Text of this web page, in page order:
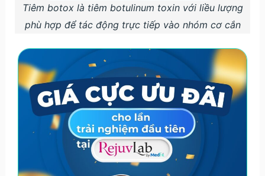
Tiêm botox là tiêm botulinum toxin với liều lượng
phù hợp để tác động trực tiếp vào nhóm cơ cắn